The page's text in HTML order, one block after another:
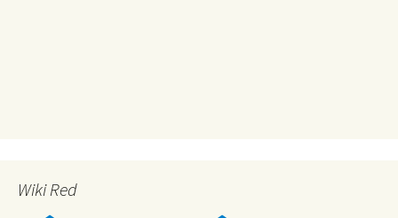
Wiki Red